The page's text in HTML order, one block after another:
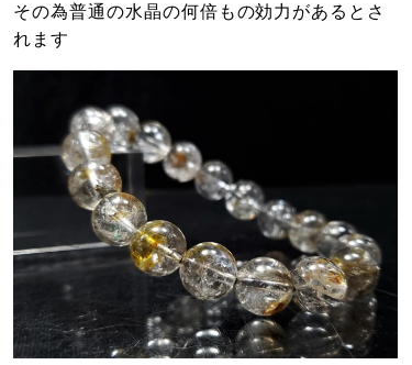
その為普通の水晶の何倍もの効力があるとさ
れます